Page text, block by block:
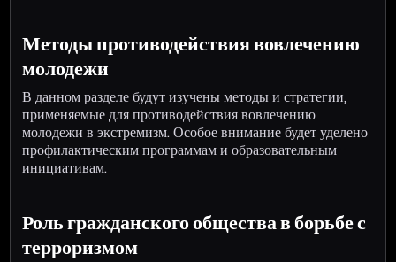
Методы противодействия вовлечению
молодежи
В данном разделе будут изучены методы и стратегии,
применяемые для противодействия вовлечению
молодежи в экстремизм. Особое внимание будет уделено
профилактическим программам и образовательным
инициативам.
Роль гражданского общества в борьбе с
терроризмом